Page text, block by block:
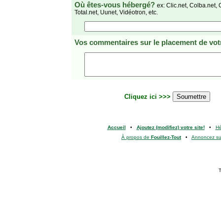
Où êtes-vous hébergé? ex: Clic.net, Colba.net,
Total.net, Uunet, Vidéotron, etc.
Vos commentaires sur le placement de
Cliquez ici >>>
Accueil • Ajoutez (modifiez) votre site!•
À propos de Fouillez-Tout• Annoncez